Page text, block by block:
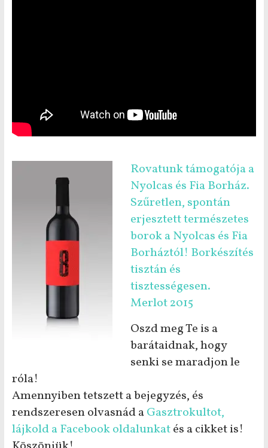
Rovatunk támogatója a
Nyolcas és Fia Borház.
Szűretlen, spontán
erjesztett természetes
borok a Nyolcas és Fia
Borháztól! Borkészítés
tisztán és
tisztességesen.
Merlot 2015
Oszd meg Te is a
barátaidnak, hogy
senki se maradjon le
róla!
Amennyiben tetszett a bejegyzés, és
rendszeresen olvasnád aGasztrokultot,
lájkold a Facebook oldalunkatés a cikket is!